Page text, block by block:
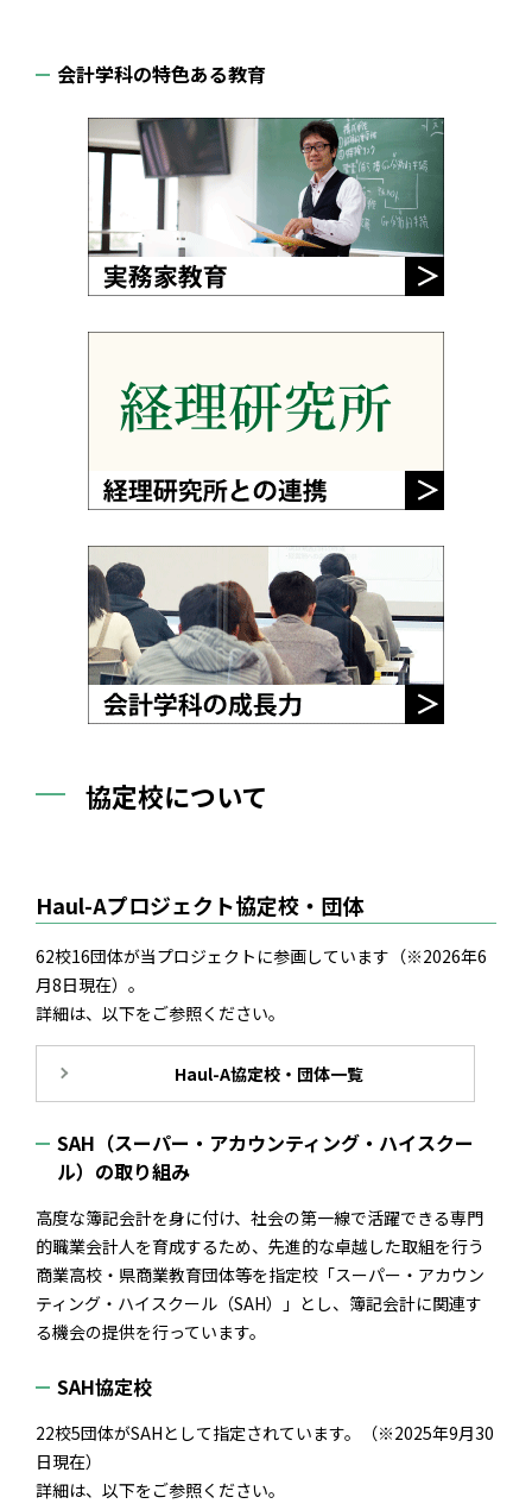
会計学科の特色ある教育
協定校について
Haul-Aプロジェクト協定校・団体
62校16団体が当プロジェクトに参画しています（※2026年6
月8日現在）。
詳細は、以下をご参照ください。
Haul-A協定校・団体一覧
SAH（スーパー・アカウンティング・ハイスクー
ル）の取り組み
高度な簿記会計を身に付け、社会の第一線で活躍できる専門
的職業会計人を育成するため、先進的な卓越した取組を行う
商業高校・県商業教育団体等を指定校「スーパー・アカウン
ティング・ハイスクール（SAH）」とし、簿記会計に関連す
る機会の提供を行っています。
SAH協定校
22校5団体がSAHとして指定されています。（※2025年9月30
日現在）
詳細は、以下をご参照ください。